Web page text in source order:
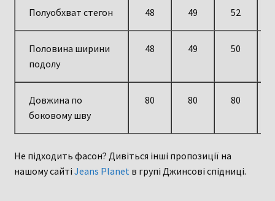
Полуобхват стегон 48 49 52
Половина ширини
подолу
48 49 50
Довжина по
боковому шву
80 80 80
Не підходить фасон? Дивіться інші пропозиції на
нашому сайті Jeans Planet в групі Джинсові спідниці.